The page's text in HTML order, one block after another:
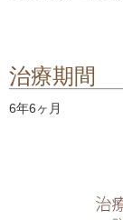
治療期間
6年6ヶ月